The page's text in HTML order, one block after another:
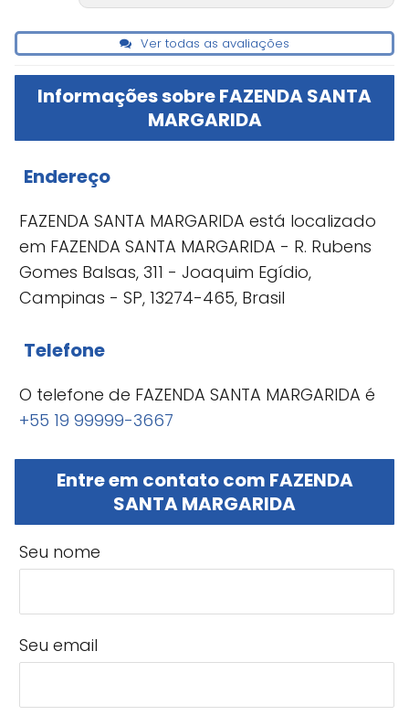
Ver todas as avaliações
Informações sobre FAZENDA SANTA
MARGARIDA
Endereço
FAZENDA SANTA MARGARIDA está localizado
em FAZENDA SANTA MARGARIDA - R. Rubens
Gomes Balsas, 311 - Joaquim Egídio,
Campinas - SP, 13274-465, Brasil
Telefone
O telefone de FAZENDA SANTA MARGARIDA é
+55 19 99999-3667
Entre em contato com FAZENDA
SANTA MARGARIDA
Seu nome
Seu email